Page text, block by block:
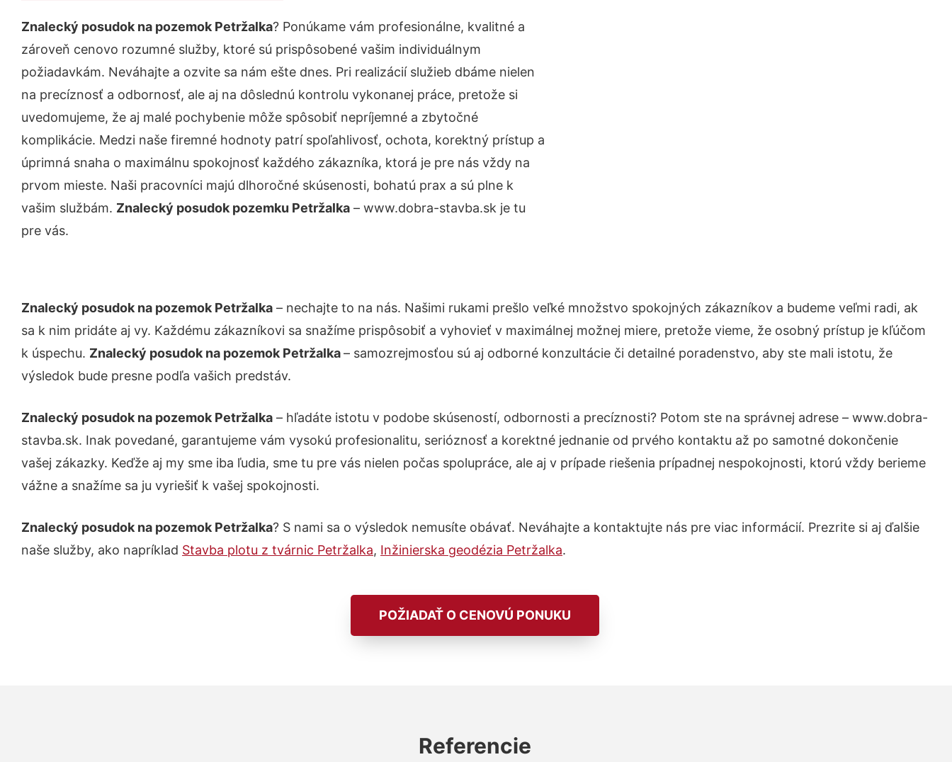
Znalecký posudok na pozemok Petržalka? Ponúkame vám profesionálne, kvalitné a
zároveň cenovo rozumné služby, ktoré sú prispôsobené vašim individuálnym
požiadavkám. Neváhajte a ozvite sa nám ešte dnes. Pri realizácií služieb dbáme nielen
na precíznosť a odbornosť, ale aj na dôslednú kontrolu vykonanej práce, pretože si
uvedomujeme, že aj malé pochybenie môže spôsobiť nepríjemné a zbytočné
komplikácie. Medzi naše firemné hodnoty patrí spoľahlivosť, ochota, korektný prístup a
úprimná snaha o maximálnu spokojnosť každého zákazníka, ktorá je pre nás vždy na
prvom mieste. Naši pracovníci majú dlhoročné skúsenosti, bohatú prax a sú plne k
vašim službám. Znalecký posudok pozemku Petržalka – www.dobra-stavba.sk je tu
pre vás.
Znalecký posudok na pozemok Petržalka – nechajte to na nás. Našimi rukami prešlo veľké množstvo spokojných zákazníkov a budeme veľmi radi, ak
sa k nim pridáte aj vy. Každému zákazníkovi sa snažíme prispôsobiť a vyhovieť v maximálnej možnej miere, pretože vieme, že osobný prístup je kľúčom
k úspechu. Znalecký posudok na pozemok Petržalka– samozrejmosťou sú aj odborné konzultácie či detailné poradenstvo, aby ste mali istotu, že
výsledok bude presne podľa vašich predstáv.
Znalecký posudok na pozemok Petržalka – hľadáte istotu v podobe skúseností, odbornosti a precíznosti? Potom ste na správnej adrese – www.dobra-
stavba.sk. Inak povedané, garantujeme vám vysokú profesionalitu, serióznosť a korektné jednanie od prvého kontaktu až po samotné dokončenie
vašej zákazky. Keďže aj my sme iba ľudia, sme tu pre vás nielen počas spolupráce, ale aj v prípade riešenia prípadnej nespokojnosti, ktorú vždy berieme
vážne a snažíme sa ju vyriešiť k vašej spokojnosti.
Znalecký posudok na pozemok Petržalka? S nami sa o výsledok nemusíte obávať. Neváhajte a kontaktujte nás pre viac informácií. Prezrite si aj ďalšie
naše služby, ako napríklad Stavba plotu z tvárnic Petržalka, Inžinierska geodézia Petržalka.
POŽIADAŤ O CENOVÚ PONUKU
Referencie